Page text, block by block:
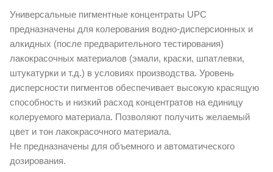
Универсальные пигментные концентраты UPC
предназначены для колерования водно-дисперсионных и
алкидных (после предварительного тестирования)
лакокрасочных материалов (эмали, краски, шпатлевки,
штукатурки и т.д.) в условиях производства. Уровень
дисперсности пигментов обеспечивает высокую красящую
способность и низкий расход концентратов на единицу
колеруемого материала. Позволяют получить желаемый
цвет и тон лакокрасочного материала.
Не предназначены для объемного и автоматического
дозирования.